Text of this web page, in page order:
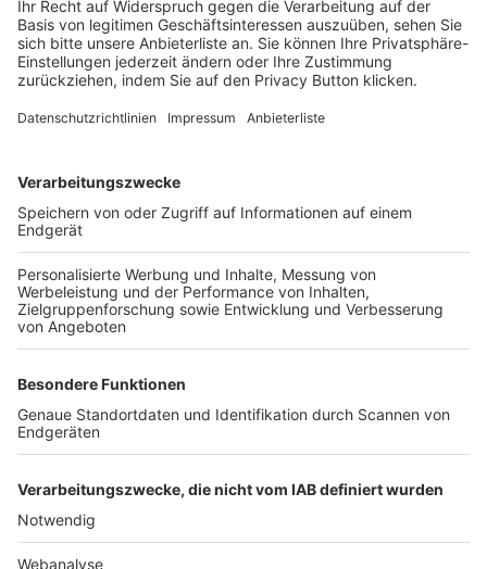
Login SpielPlus
FOLGE DEM BFV
TOP-VEREINE
TOP-PARTNER